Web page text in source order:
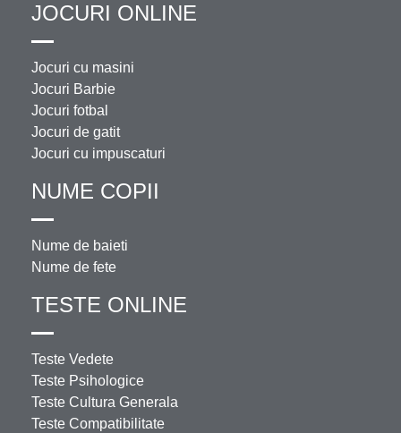
JOCURI ONLINE
Jocuri cu masini
Jocuri Barbie
Jocuri fotbal
Jocuri de gatit
Jocuri cu impuscaturi
NUME COPII
Nume de baieti
Nume de fete
TESTE ONLINE
Teste Vedete
Teste Psihologice
Teste Cultura Generala
Teste Compatibilitate